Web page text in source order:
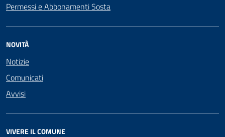
Permessi e Abbonamenti Sosta
NOVITÀ
Notizie
Comunicati
Avvisi
VIVERE IL COMUNE